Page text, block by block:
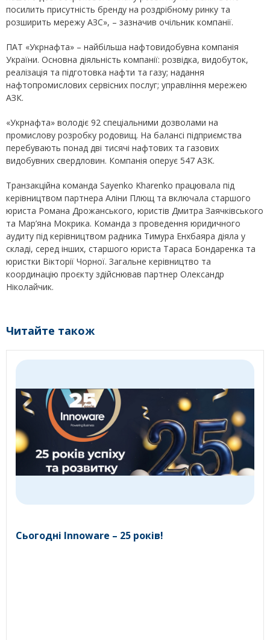
посилить присутність бренду на роздрібному ринку та
розширить мережу АЗС», – зазначив очільник компанії.
ПАТ «Укрнафта» – найбільша нафтовидобувна компанія
України. Основна діяльність компанії: розвідка, видобуток,
реалізація та підготовка нафти та газу; надання
нафтопромислових сервісних послуг; управління мережею
АЗК.
«Укрнафта» володіє 92 спеціальними дозволами на
промислову розробку родовищ. На балансі підприємства
перебувають понад дві тисячі нафтових та газових
видобувних свердловин. Компанія оперує 547 АЗК.
Транзакційна команда Sayenko Kharenko працювала під
керівництвом партнера Аліни Плющ та включала старшого
юриста Романа Дрожанського, юристів Дмитра Заячківського
та Мар’яна Мокрика. Команда з проведення юридичного
аудиту під керівництвом радника Тимура Енхбаяра діяла у
складі, серед інших, старшого юриста Тараса Бондаренка та
юристки Вікторії Чорної. Загальне керівництво та
координацію проєкту здійснював партнер Олександр
Ніколайчик.
Читайте також
Сьогодні Innoware – 25 років!